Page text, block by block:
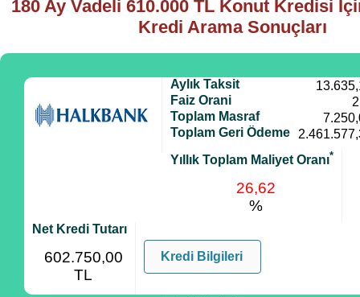
180 Ay Vadeli610.000 TL Konut Kredisi
Kredi Arama Sonuçları
Aylık Taksit
Faiz Orani
Toplam Masraf
Toplam Geri Ödeme
Yıllık Toplam Maliyet Oranı*
26,62
%
Net Kredi Tutarı
602.750,00
TL
Kredi Bilgileri